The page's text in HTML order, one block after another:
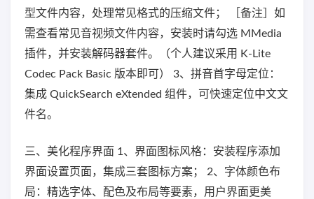
型文件内容，处理常见格式的压缩文件； ［备注］如
需查看常见音视频文件内容，安装时请勾选 MMedia
插件，并安装解码器套件。（个人建议采用 K-Lite
Codec Pack Basic 版本即可） 3、拼音首字母定位：
集成 QuickSearch eXtended 组件，可快速定位中文文
件名。
三、美化程序界面 1、界面图标风格：安装程序添加
界面设置页面，集成三套图标方案； 2、字体颜色布
局：精选字体、配色及布局等要素，用户界面更美